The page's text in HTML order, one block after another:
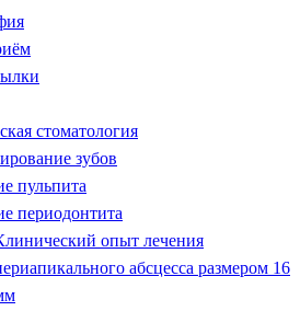
стоматология
зубов
пульпита
периодонтита
опыт лечения
абсцесса размером 16